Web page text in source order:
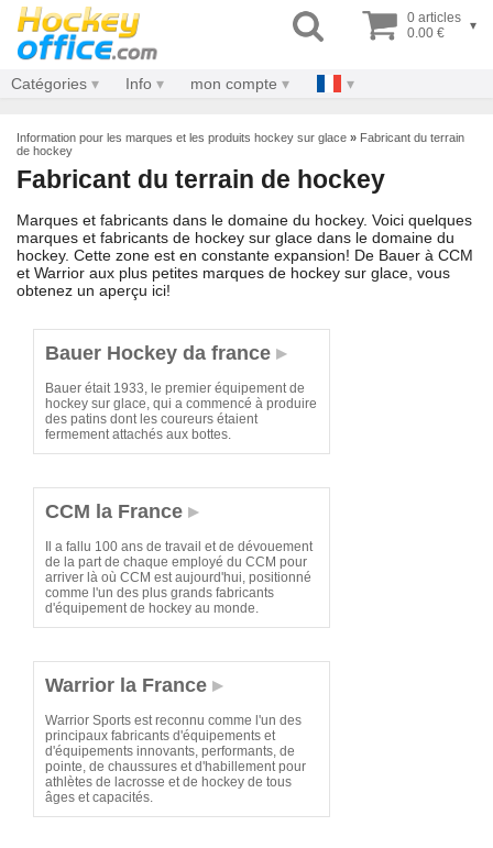
0 articles
0.00 €
▾
Catégories Info mon compte
Information pour les marques et les produits hockey sur glace » Fabricant du terrain
de hockey
Fabricant du terrain de hockey
Marques et fabricants dans le domaine du hockey. Voici quelques
marques et fabricants de hockey sur glace dans le domaine du
hockey. Cette zone est en constante expansion! De Bauer à CCM
et Warrior aux plus petites marques de hockey sur glace, vous
obtenez un aperçu ici!
Bauer Hockey da france
Bauer était 1933, le premier équipement de
hockey sur glace, qui a commencé à produire
des patins dont les coureurs étaient
fermement attachés aux bottes.
CCM la France
Il a fallu 100 ans de travail et de dévouement
de la part de chaque employé du CCM pour
arriver là où CCM est aujourd'hui, positionné
comme l'un des plus grands fabricants
d'équipement de hockey au monde.
Warrior la France
Warrior Sports est reconnu comme l'un des
principaux fabricants d'équipements et
d'équipements innovants, performants, de
pointe, de chaussures et d'habillement pour
athlètes de lacrosse et de hockey de tous
âges et capacités.